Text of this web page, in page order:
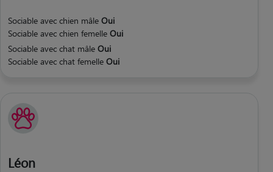
Sociable avec chien mâle Oui
Sociable avec chien femelle Oui
Sociable avec chat mâle Oui
Sociable avec chat femelle Oui
Léon